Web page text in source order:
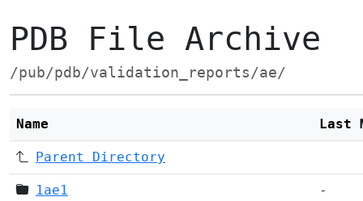
PDB File Archive
/pub/pdb/validation_reports/ae/
Name Last
Parent Directory
1ae1 -